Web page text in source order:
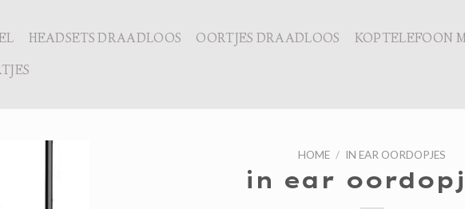
HEADSETS DRAADLOOS OORTJES DRAADLOOS
KOPTELEFOON
HOME / IN EAR OORDOPJES
in ear